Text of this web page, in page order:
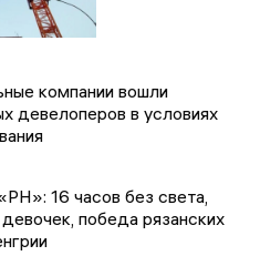
компании вошли
девелоперов в условиях
16 часов без света,
победа рязанских